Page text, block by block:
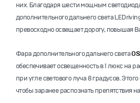
них. Благодаря шести мощным
дополнительного дальнего света
превосходно освещает дорогу, повышая
Фара дополнительного дальнего света
обеспечивает освещенность в 1 люкс на
при угле светового луча 8 градусов.
чтобы заранее распознать препятствия